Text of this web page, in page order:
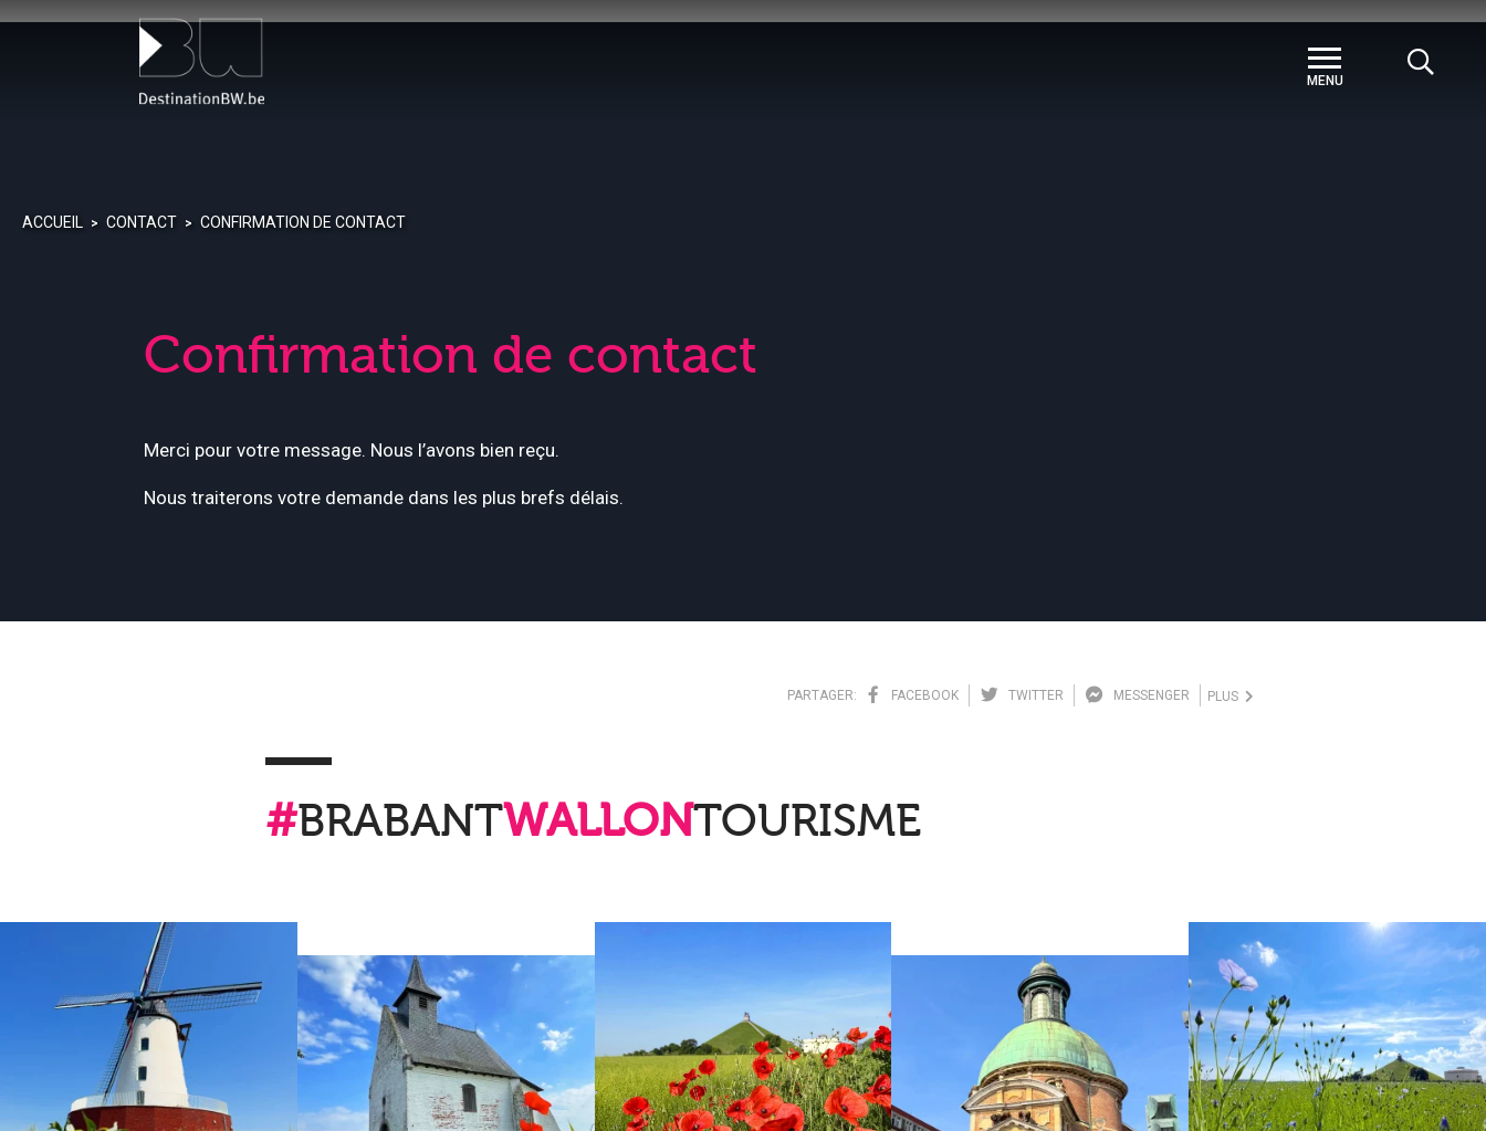
Panneau de gestion des cookies
ACCUEIL > CONTACT > CONFIRMATION DE CONTACT
Confirmation de contact
Merci pour votre message. Nous l’avons bien reçu.
Nous traiterons votre demande dans les plus brefs délais.
PARTAGER: FACEBOOK TWITTER MESSENGER PLUS
#BRABANTWALLONTOURISME